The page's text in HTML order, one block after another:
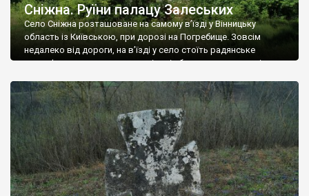
Сніжна. Руїни палацу Залеських
Село Сніжна розташоване на самому в’їзді у Вінницьку
область із Київською, при дорозі на Погребище. Зовсім
недалеко від дороги, на в’їзді у село стоїть радянське
рельєфне пано, яке показує жінку і яблуню, а трохи далі, десь
не видно, але видно дві стареньких колії у траві – […]